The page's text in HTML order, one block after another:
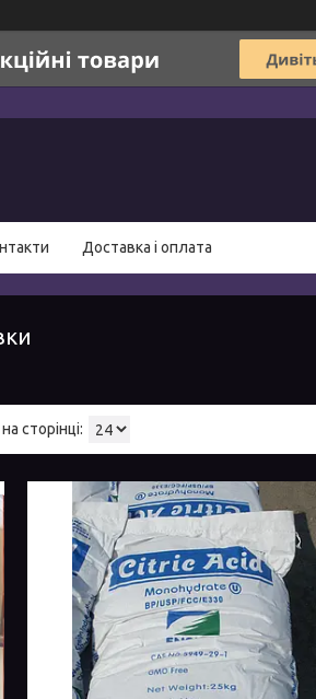
Доставка і оплата